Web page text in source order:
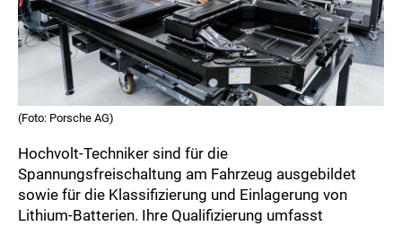
(Foto: Porsche AG)
Hochvolt-Techniker sind für die
Spannungsfreischaltung am Fahrzeug ausgebildet
sowie für die Klassifizierung und Einlagerung von
Lithium-Batterien. Ihre Qualifizierung umfasst